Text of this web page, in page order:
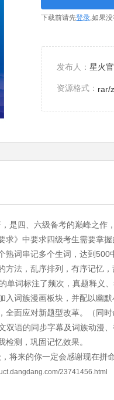
下载前请先登录,如果
发布人： 星火
资源格式： rar/
是四、六级备考的巅峰之作
求》中要求四级考生需要掌
熟词串记多个生词，达到
方法，乱序排列，有序记忆
单词标注了频次，真题释义
入词族漫画板块，并配以幽
全面应对新题型改革。（同
双语的同步字幕及词族动漫
检测，巩固记忆效果。
将来的你一定会感谢现在拼
23741456.html